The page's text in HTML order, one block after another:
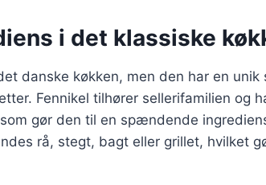
i det klassiske
danske køkken, men den har en unik
Fennikel tilhører sellerifamilien og
gør den til en spændende
rå, stegt, bagt eller grillet, hvilket